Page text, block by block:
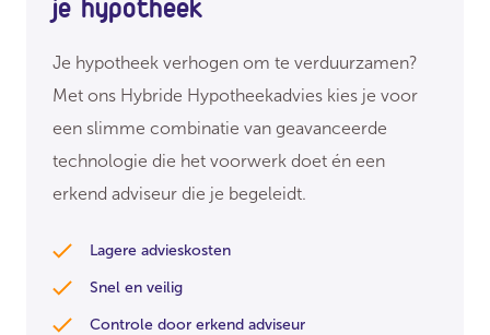
Je hypotheek verhogen om te verduurzamen?
Met ons Hybride Hypotheekadvies kies je voor
een slimme combinatie van geavanceerde
technologie die het voorwerk doet én een
erkend adviseur die je begeleidt.
Lagere advieskosten
Snel en veilig
Controle door erkend adviseur